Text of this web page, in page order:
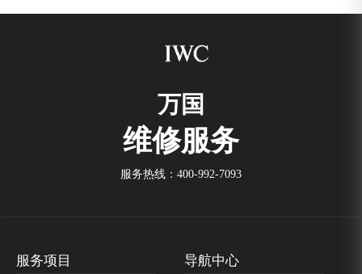
万国
维修服务
服务热线： 400-992-7093
服务项目 导航中心